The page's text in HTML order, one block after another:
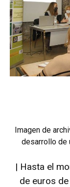
Imagen de
desarrollo de
| Hasta el
de euros